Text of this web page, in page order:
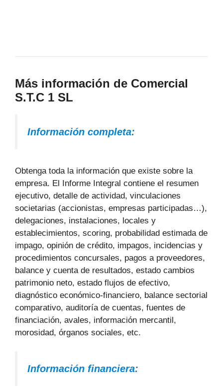
Más información de Comercial
S.T.C 1 SL
Información completa:
Obtenga toda la información que existe sobre la
empresa. El Informe Integral contiene el resumen
ejecutivo, detalle de actividad, vinculaciones
societarias (accionistas, empresas participadas…),
delegaciones, instalaciones, locales y
establecimientos, scoring, probabilidad estimada de
impago, opinión de crédito, impagos, incidencias y
procedimientos concursales, pagos a proveedores,
balance y cuenta de resultados, estado cambios
patrimonio neto, estado flujos de efectivo,
diagnóstico económico-financiero, balance sectorial
comparativo, auditoría de cuentas, fuentes de
financiación, avales, información mercantil,
morosidad, órganos sociales, etc.
Información financiera: